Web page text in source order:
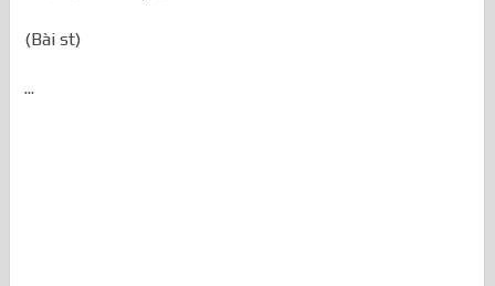
(Bài st)
...